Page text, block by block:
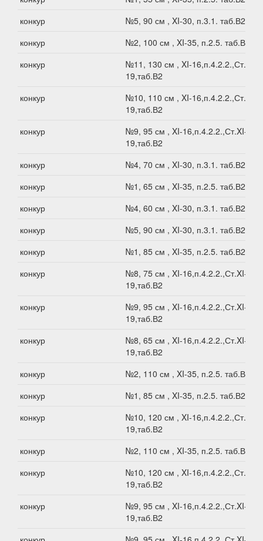
конкур
№5, 90 см , XI-30, п.3.1. таб.В2
конкур
№2, 100 см , XI-35, п.2.5. таб.В2
конкур
№11, 130 см , XI-16,п.4.2.2.,Ст.XI-
19,таб.В2
конкур
№10, 110 см , XI-16,п.4.2.2.,Ст.XI-
19,таб.В2
конкур
№9, 95 см , XI-16,п.4.2.2.,Ст.XI-
19,таб.В2
конкур
№4, 70 см , XI-30, п.3.1. таб.В2
конкур
№1, 65 см , XI-35, п.2.5. таб.В2
конкур
№4, 60 см , XI-30, п.3.1. таб.В2
конкур
№5, 90 см , XI-30, п.3.1. таб.В2
конкур
№1, 85 см , XI-35, п.2.5. таб.В2
конкур
№8, 75 см , XI-16,п.4.2.2.,Ст.XI-
19,таб.В2
конкур
№9, 95 см , XI-16,п.4.2.2.,Ст.XI-
19,таб.В2
конкур
№8, 65 см , XI-16,п.4.2.2.,Ст.XI-
19,таб.В2
конкур
№2, 110 см , XI-35, п.2.5. таб.В2
конкур
№1, 85 см , XI-35, п.2.5. таб.В2
конкур
№10, 120 см , XI-16,п.4.2.2.,Ст.XI-
19,таб.В2
конкур
№2, 110 см , XI-35, п.2.5. таб.В2
конкур
№10, 120 см , XI-16,п.4.2.2.,Ст.XI-
19,таб.В2
конкур
№9, 95 см , XI-16,п.4.2.2.,Ст.XI-
19,таб.В2